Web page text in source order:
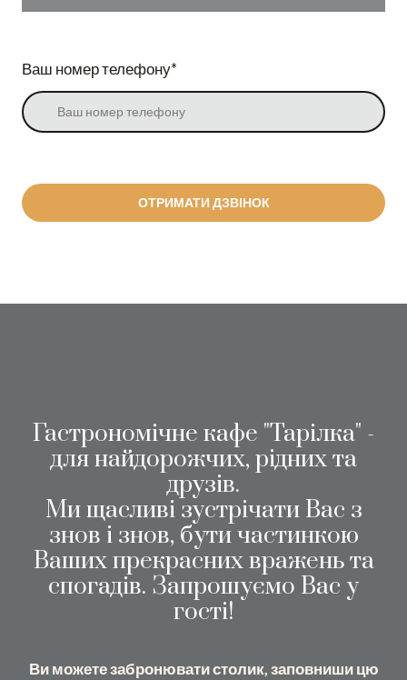
Ваш номер телефону*
ОТРИМАТИ ДЗВІНОК
Гастрономічне кафе "Тарілка" -
для найдорожчих, рідних та
друзів.
Ми щасливі зустрічати Вас з
знов і знов, бути частинкою
Ваших прекрасних вражень та
спогадів. Запрошуємо Вас у
гості!
Ви можете забронювати столик, заповниши цю